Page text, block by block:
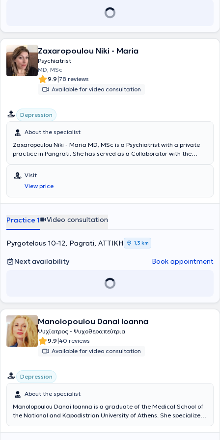
Zaxaropoulou Niki - Maria
Psychiatrist
MD, MSc
9.9|78 reviews
Available for video consultation
Depression
About the specialist
Zaxaropoulou Niki - Maria MD, MSc is a Psychiatrist with a private
practice in Pangrati. She has served as a Collaborator with the
Agency AmKE Anodos. She graduated from the Medical School of
Aristotle University of Thessaloniki and specialized in psychiatry at
the Hellenic Center for Mental Hygiene and Research and the
Aeginiteio University Hospital. Additionally, she completed
University of Athens focusing on the Promotion of Mental Health and
Prevention of Psychiatric Disorders. Dr. Zaxaropoulou is a scientific
Hospital. She has expertise in liaison psychiatry, women's mental
health issues, menopause, emotional aspects of infertility,
miscarriage, abortion, support during fertility treatments,
postpartum depression, parental support, pervasive developmental
disorders, psychotherapeutic counseling, as well as
Visit
View price
Practice 1 Video consultation
Pyrgotelous 10-12, Pagrati, ΑΤΤΙΚΗ 1,3 km
Next availability Book appointment
Manolopoulou Danai Ioanna
Ψυχίατρος - Ψυχοθεραπεύτρια
9.9|40 reviews
Available for video consultation
Depression
About the specialist
Manolopoulou Danai Ioanna is a graduate of the Medical School of
the National and Kapodistrian University of Athens. She specialized
Hospitals in the United Kingdom (Blackberry Hill Hospital, Bristol -